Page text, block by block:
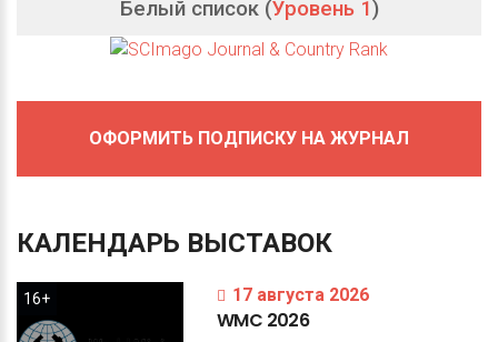
Белый список (Уровень 1)
ОФОРМИТЬ ПОДПИСКУ НА ЖУРНАЛ
КАЛЕНДАРЬ ВЫСТАВОК
16+ 17 августа 2026
WMC 2026